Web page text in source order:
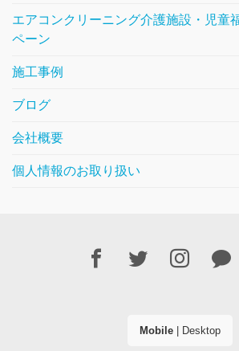
エアコンクリーニング介護施設・児童
ペーン
施工事例
ブログ
会社概要
個人情報のお取り扱い
Mobile| Desktop